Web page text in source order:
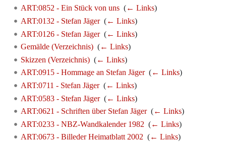
ART:0852 - Ein Stück von uns‎ (← Links)
ART:0132 - Stefan Jäger‎ (← Links)
ART:0126 - Stefan Jäger‎ (← Links)
Gemälde (Verzeichnis)‎ (← Links)
Skizzen (Verzeichnis)‎ (← Links)
ART:0915 - Hommage an Stefan Jäger‎ (← Links)
ART:0711 - Stefan Jäger‎ (← Links)
ART:0583 - Stefan Jäger‎ (← Links)
ART:0621 - Schriften über Stefan Jäger‎ (← Links)
ART:0233 - NBZ-Wandkalender 1982 (← Links)
ART:0673 - Billeder Heimatblatt 2002 (← Links)